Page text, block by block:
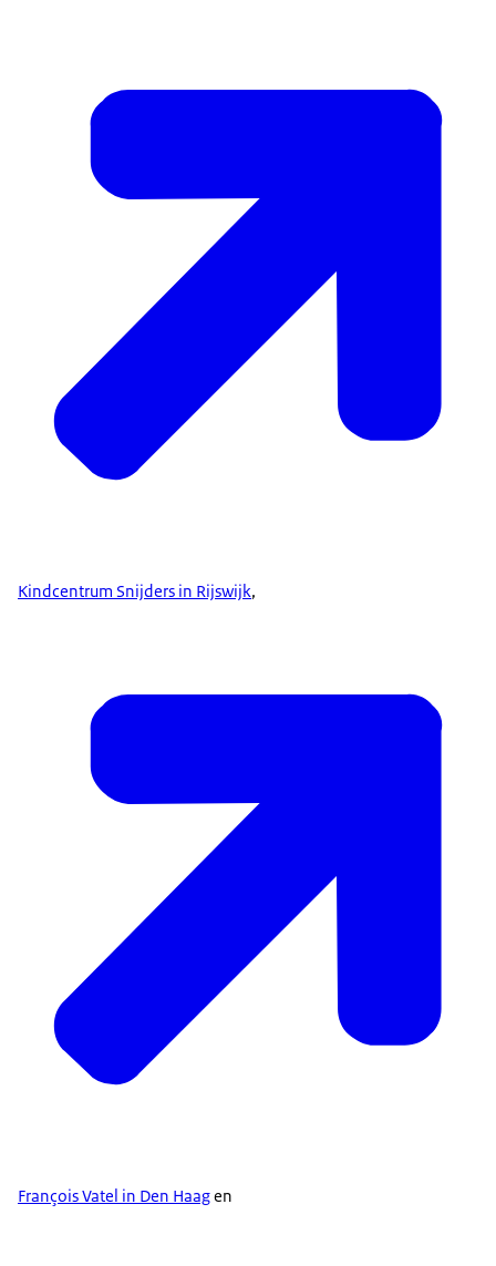
Kindcentrum Snijders in Rijswijk,
François Vatel in Den Haagen